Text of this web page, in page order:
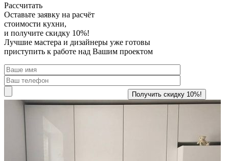
Рассчитать
Оставьте заявку на расчёт
стоимости кухни,
и получите скидку 10%!
Лучшие мастера и дизайнеры уже готовы
приступить к работе над Вашим проектом